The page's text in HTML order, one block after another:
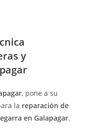
y
, pone a su
la reparación de
en Galapagar.